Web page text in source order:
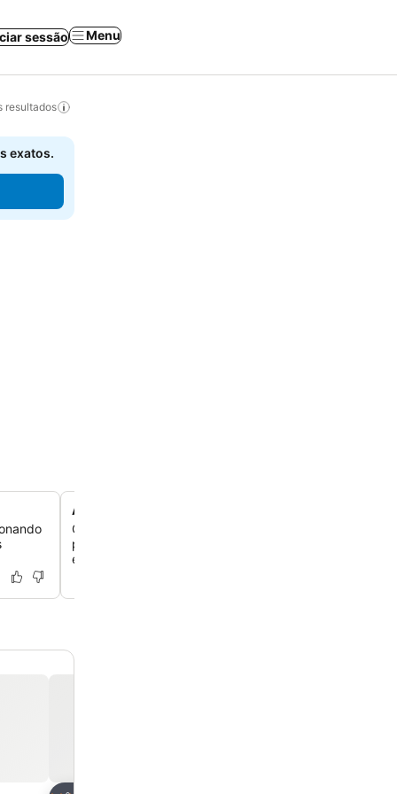
sessão Menu
resultados
exatos.
Acomodações para a família
O hotel oferece um ambiente ideal para famílias, com
pensadas para todas as idades, garantindo uma
e agradável para todos vocês.